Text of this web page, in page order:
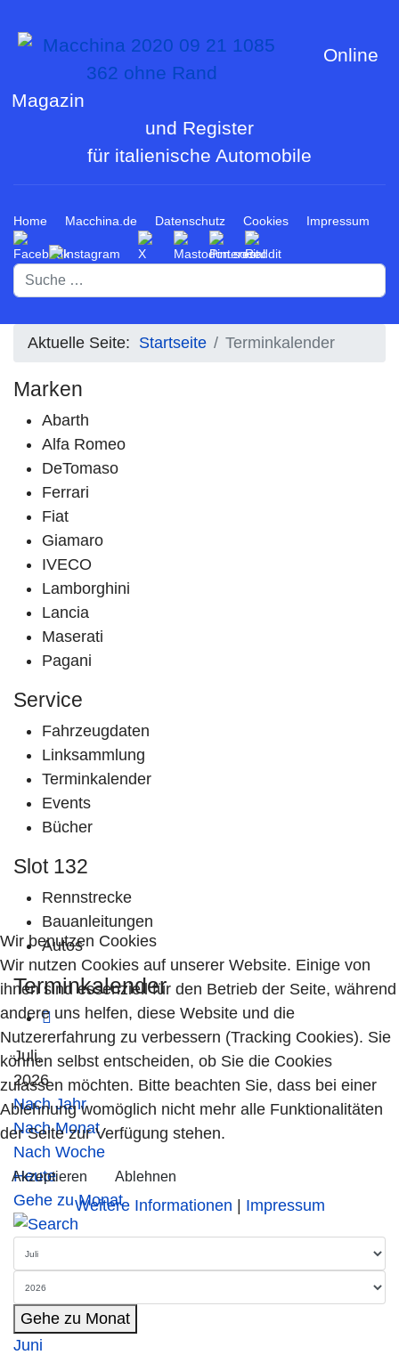
Online
Magazin
und Register
für italienische Automobile
Home Macchina.de Datenschutz Cookies Impressum
Suchen
Aktuelle Seite: Startseite Terminkalender
Marken
Abarth
Alfa Romeo
DeTomaso
Ferrari
Fiat
Giamaro
IVECO
Lamborghini
Lancia
Maserati
Pagani
Service
Fahrzeugdaten
Linksammlung
Terminkalender
Events
Bücher
Slot 132
Rennstrecke
Bauanleitungen
Autos
Terminkalender
Juli,
2026
Nach Jahr
Nach Monat
Nach Woche
Heute
Gehe zu Monat
Gehe zu Monat
Juni
Wir benutzen Cookies
Wir nutzen Cookies auf unserer Website. Einige von
ihnen sind essenziell für den Betrieb der Seite, während
andere uns helfen, diese Website und die
Nutzererfahrung zu verbessern (Tracking Cookies). Sie
können selbst entscheiden, ob Sie die Cookies
zulassen möchten. Bitte beachten Sie, dass bei einer
Ablehnung womöglich nicht mehr alle Funktionalitäten
der Seite zur Verfügung stehen.
Akzeptieren Ablehnen
Weitere Informationen | Impressum